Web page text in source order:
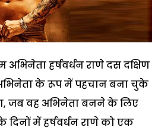
हर्षवर्धन राणे दस दक्षिण
के रूप में पहचान बना चुके
जब वह अभिनेता बनने के लिए
दिनों में हर्षवर्धन राणे को एक